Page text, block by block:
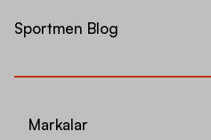
Sportmen Blog
Markalar